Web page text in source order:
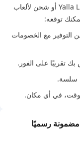
ومريحة. سواء كنت بحاجة إلى ذهب/ألماس Yalla Ludo أو شحن لألعاب
توقعه:
التوفير مع الخصومات
تقريبًا على الفور.
سلسة.
في أي مكان.